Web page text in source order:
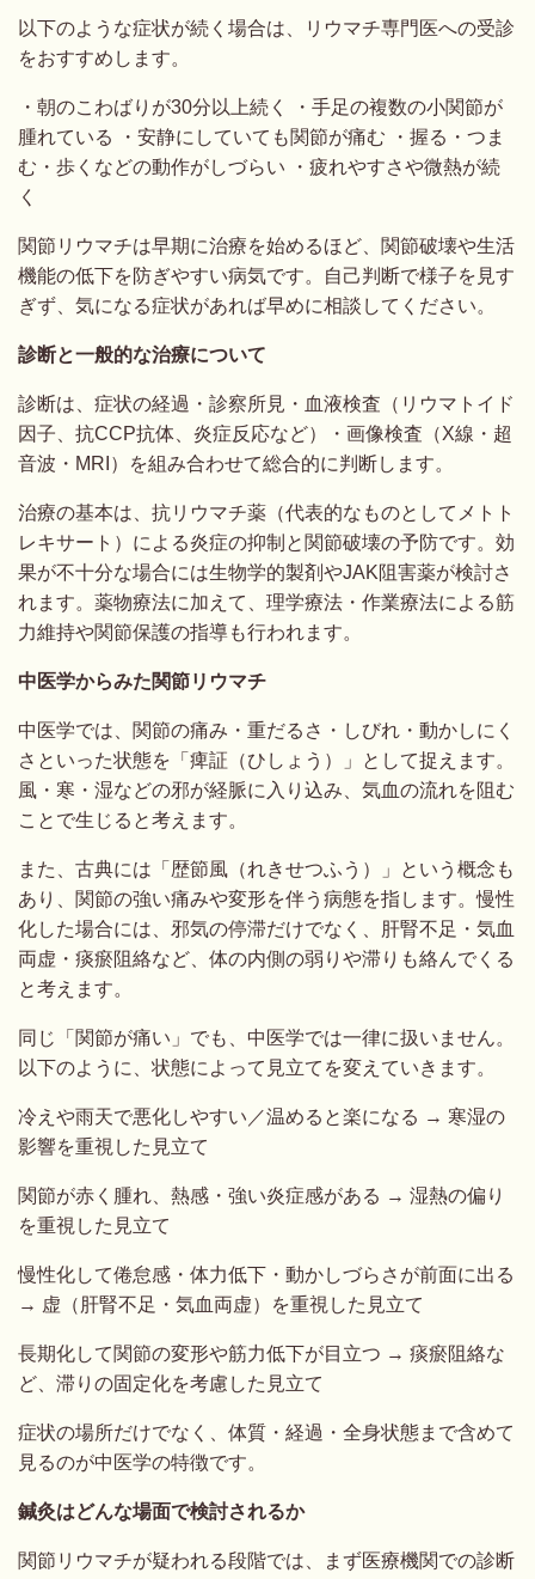
以下のような症状が続く場合は、リウマチ専門医への受診
をおすすめします。
・朝のこわばりが30分以上続く ・手足の複数の小関節が
腫れている ・安静にしていても関節が痛む ・握る・つま
む・歩くなどの動作がしづらい ・疲れやすさや微熱が続
く
関節リウマチは早期に治療を始めるほど、関節破壊や生活
機能の低下を防ぎやすい病気です。自己判断で様子を見す
ぎず、気になる症状があれば早めに相談してください。
診断と一般的な治療について
診断は、症状の経過・診察所見・血液検査（リウマトイド
因子、抗CCP抗体、炎症反応など）・画像検査（X線・超
音波・MRI）を組み合わせて総合的に判断します。
治療の基本は、抗リウマチ薬（代表的なものとしてメトト
レキサート）による炎症の抑制と関節破壊の予防です。効
果が不十分な場合には生物学的製剤やJAK阻害薬が検討さ
れます。薬物療法に加えて、理学療法・作業療法による筋
力維持や関節保護の指導も行われます。
中医学からみた関節リウマチ
中医学では、関節の痛み・重だるさ・しびれ・動かしにく
さといった状態を「痺証（ひしょう）」として捉えます。
風・寒・湿などの邪が経脈に入り込み、気血の流れを阻む
ことで生じると考えます。
また、古典には「歴節風（れきせつふう）」という概念も
あり、関節の強い痛みや変形を伴う病態を指します。慢性
化した場合には、邪気の停滞だけでなく、肝腎不足・気血
両虚・痰瘀阻絡など、体の内側の弱りや滞りも絡んでくる
と考えます。
同じ「関節が痛い」でも、中医学では一律に扱いません。
以下のように、状態によって見立てを変えていきます。
冷えや雨天で悪化しやすい／温めると楽になる → 寒湿の
影響を重視した見立て
関節が赤く腫れ、熱感・強い炎症感がある → 湿熱の偏り
を重視した見立て
慢性化して倦怠感・体力低下・動かしづらさが前面に出る
→ 虚（肝腎不足・気血両虚）を重視した見立て
長期化して関節の変形や筋力低下が目立つ → 痰瘀阻絡な
ど、滞りの固定化を考慮した見立て
症状の場所だけでなく、体質・経過・全身状態まで含めて
見るのが中医学の特徴です。
鍼灸はどんな場面で検討されるか
関節リウマチが疑われる段階では、まず医療機関での診断